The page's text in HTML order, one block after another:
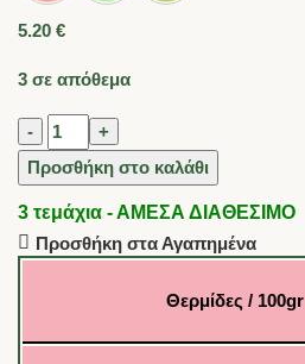
5.20 €
3 σε απόθεμα
Προσθήκη στο καλάθι
3 τεμάχια - ΑΜΕΣΑ ΔΙΑΘΕΣΙΜΟ
Προσθήκη στα Αγαπημένα
Θερμίδες / 100gr